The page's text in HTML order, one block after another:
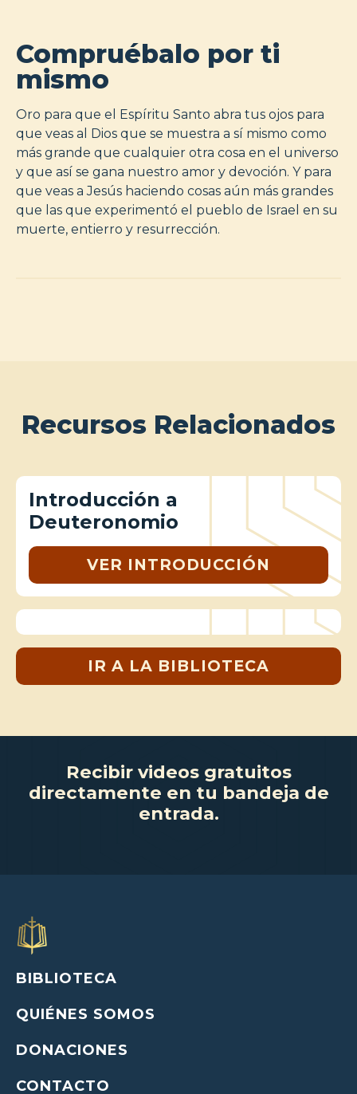
Compruébalo por ti
mismo
Oro para que el Espíritu Santo abra tus ojos para
que veas al Dios que se muestra a sí mismo como
más grande que cualquier otra cosa en el universo
y que así se gana nuestro amor y devoción. Y para
que veas a Jesús haciendo cosas aún más grandes
que las que experimentó el pueblo de Israel en su
muerte, entierro y resurrección.
Recursos Relacionados
Introducción a
Deuteronomio
VER INTRODUCCIÓN
IR A LA BIBLIOTECA
Recibir videos gratuitos
directamente en tu bandeja de
entrada.
BIBLIOTECA
QUIÉNES SOMOS
DONACIONES
CONTACTO